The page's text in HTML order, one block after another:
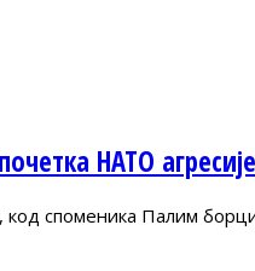
НАТО агресије
код споменика Палим